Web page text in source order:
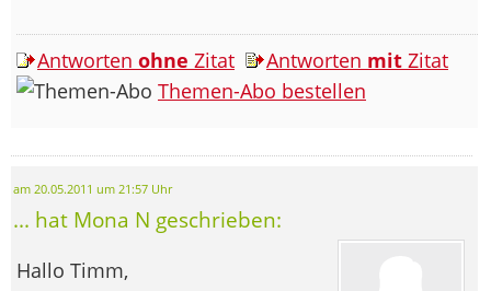
Antworten ohne Zitat Antworten mit Zitat
Themen-Abo bestellen
am 20.05.2011 um 21:57 Uhr
... hat Mona N geschrieben:
Hallo Timm,